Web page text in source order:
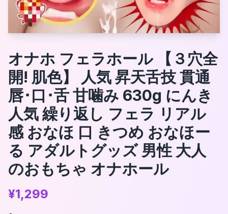
オナホ フェラホール 【３穴全
開! 肌色】 人気 昇天舌技 貫通
唇･口･舌 甘噛み 630g にんき
人気 繰り返し フェラ リアル
感 おなほ 口 きつめ おなほー
る アダルトグッズ 男性 大人
のおもちゃ オナホール
¥1,299